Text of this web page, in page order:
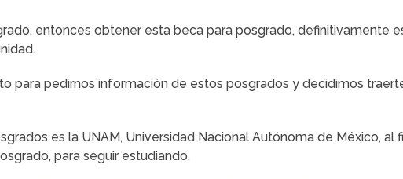
entonces obtener esta beca para posgrado, definitivamente
para pedirnos información de estos posgrados y decidimos
es la UNAM, Universidad Nacional Autónoma de México, al
para seguir estudiando.